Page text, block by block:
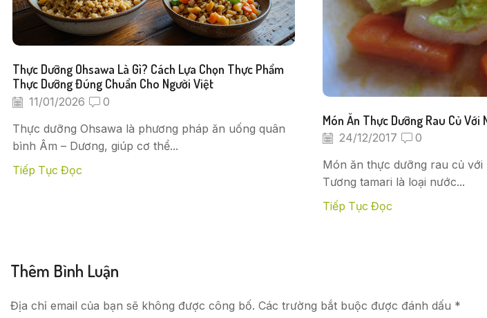
Thực Dưỡng Ohsawa Là Gì? Cách Lựa Chọn Thực Phẩm
Thực Dưỡng Đúng Chuẩn Cho Người Việt
11/01/2026 0
Thực dưỡng Ohsawa là phương pháp ăn uống quân
bình Âm – Dương, giúp cơ thể...
Tiếp Tục Đọc
Món Ăn Thực Dưỡng Rau Củ Với
24/12/2017 0
Món ăn thực dưỡng rau củ với
Tương tamari là loại nước...
Tiếp Tục Đọc
Thêm Bình Luận
Địa chỉ email của bạn sẽ không được công bố. Các trường bắt buộc được đánh dấu *